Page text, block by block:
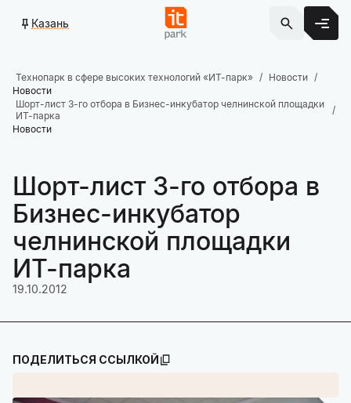
Казань
Технопарк в сфере высоких технологий «ИТ-парк»
Новости
Новости
Шорт-лист 3-го отбора в Бизнес-инкубатор челнинской площадки
ИТ-парка
Новости
Шорт-лист 3-го отбора в
Бизнес-инкубатор
челнинской площадки
ИТ-парка
19.10.2012
ПОДЕЛИТЬСЯ ССЫЛКОЙ